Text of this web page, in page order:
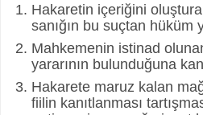
Hakaretin içeriğini
sanığın bu suçtan hüküm
Mahkemenin istinad
yararının bulunduğuna
Hakarete maruz kalan
fiilin kanıtlanması